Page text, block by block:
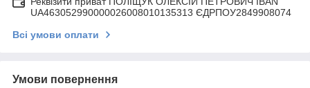
UA463052990000026008010135313 ЄДРПОУ2849908074
Всі умови оплати
Умови повернення